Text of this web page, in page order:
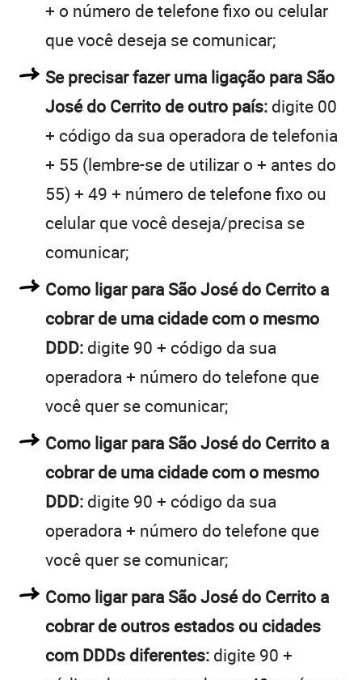
+ o número de telefone fixo ou celular
que você deseja se comunicar;
Se precisar fazer uma ligação para São
José do Cerrito de outro país: digite 00
+ código da sua operadora de telefonia
+ 55 (lembre-se de utilizar o + antes do
55) + 49 + número de telefone fixo ou
celular que você deseja/precisa se
comunicar;
Como ligar para São José do Cerrito a
cobrar de uma cidade com o mesmo
DDD: digite 90 + código da sua
operadora + número do telefone que
você quer se comunicar;
Como ligar para São José do Cerrito a
cobrar de uma cidade com o mesmo
DDD: digite 90 + código da sua
operadora + número do telefone que
você quer se comunicar;
Como ligar para São José do Cerrito a
cobrar de outros estados ou cidades
com DDDs diferentes: digite 90 +